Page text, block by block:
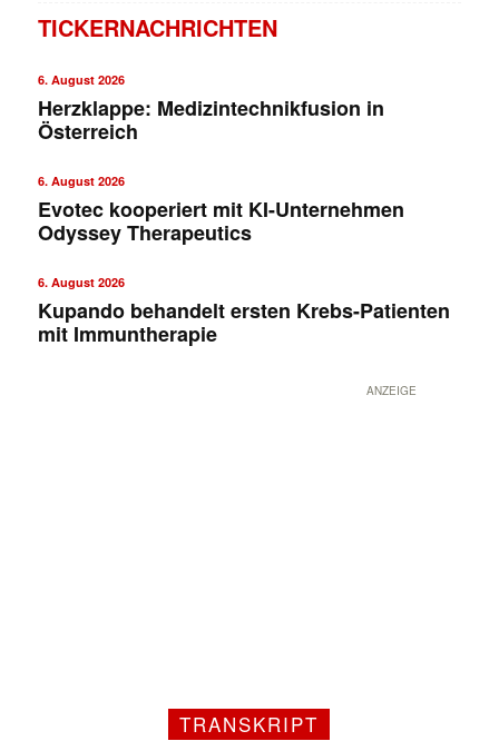
TICKERNACHRICHTEN
6. August 2026
Herzklappe: Medizintechnikfusion in
Österreich
6. August 2026
Evotec kooperiert mit KI-Unternehmen
Odyssey Therapeutics
6. August 2026
Kupando behandelt ersten Krebs-Patienten
mit Immuntherapie
ANZEIGE
TRANSKRIPT